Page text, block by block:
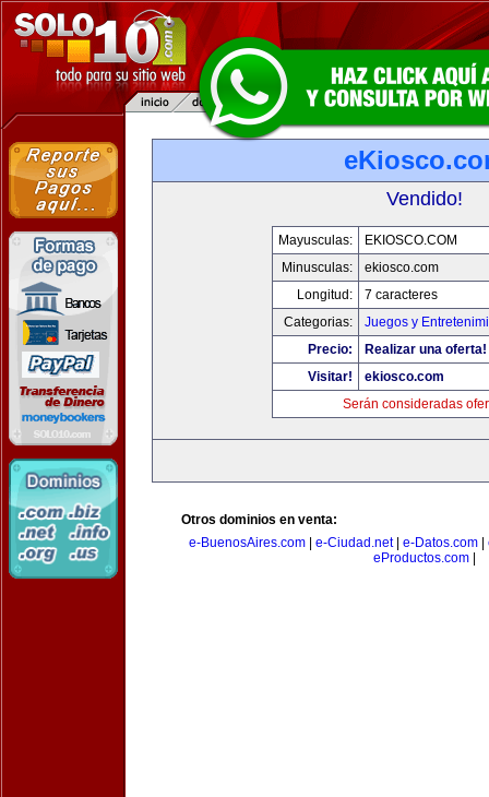
Vendido!
Mayusculas:
EKIOSCO.COM
Minusculas:
ekiosco.com
Longitud:
7 caracteres
Categorias:
Juegos y
Precio:
Realizar una oferta!
Visitar!
ekiosco.com
Serán consideradas
Otros dominios en venta:
e-BuenosAires.com| e-Ciudad.net| e-Datos.com|
eProductos.com